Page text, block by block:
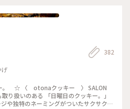
り#散歩#観光#ことりっぷ旅2024#クラ
げ
382
ー 〉 SALON
り扱いのある 「日曜日のクッキー。」
や独特のネーミングがついたサクサクの